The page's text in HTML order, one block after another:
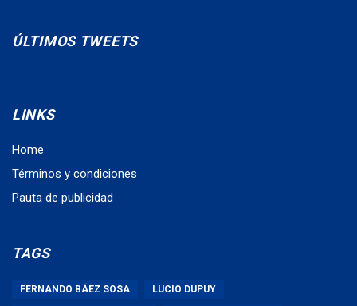
ÚLTIMOS TWEETS
LINKS
Home
Términos y condiciones
Pauta de publicidad
TAGS
FERNANDO BÁEZ SOSA LUCIO DUPUY